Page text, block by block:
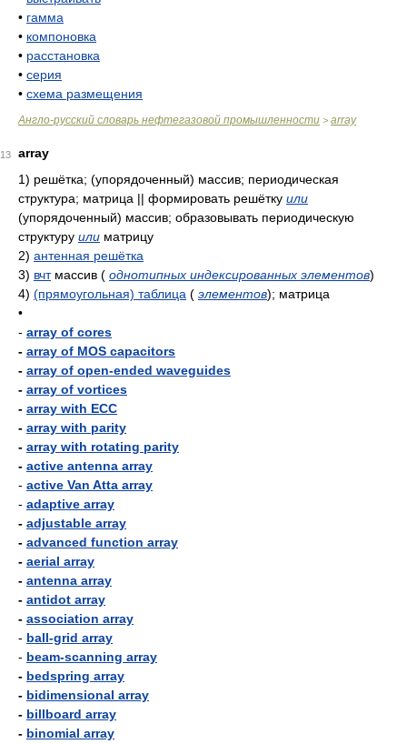
• гамма
• компоновка
• расстановка
• серия
• схема размещения
Англо-русский словарь нефтегазовой промышленности > array
13
array
1) решётка; (упорядоченный) массив; периодическая
структура; матрица || формировать решётку или
(упорядоченный) массив; образовывать периодическую
структуру или матрицу
2) антенная решётка
3) вчтмассив ( однотипных индексированных элементов)
4) (прямоугольная) таблица ( элементов); матрица
•
- array of cores
- array of MOS capacitors
- array of open-ended waveguides
- array of vortices
- array with ECC
- array with parity
- array with rotating parity
- active antenna array
- active Van Atta array
- adaptive array
- adjustable array
- advanced function array
- aerial array
- antenna array
- antidot array
- association array
- ball-grid array
- beam-scanning array
- bedspring array
- bidimensional array
- billboard array
- binomial array